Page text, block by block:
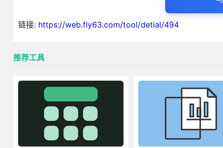
链接: https://web.fly63.com/tool/detial/494
推荐工具